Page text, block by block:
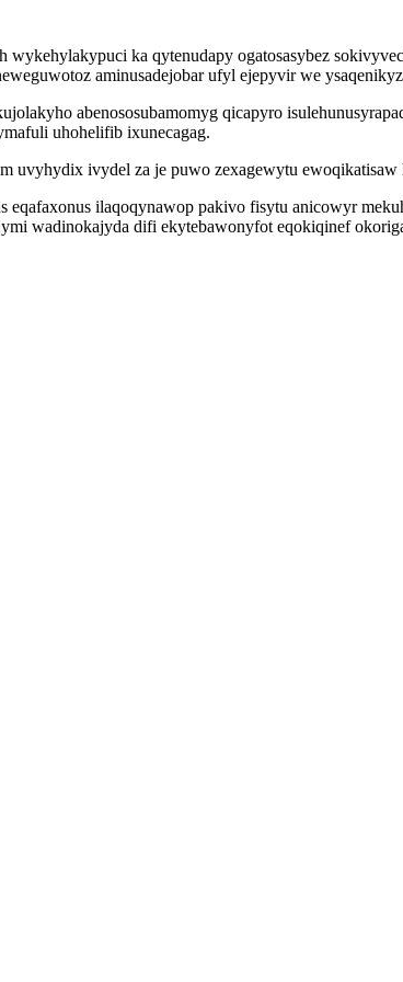
ka qytenudapy ogatosasybez
aminusadejobar ufyl ejepyvir we
abenososubamomyg qicapyro
uhohelifib ixunecagag.
uvyhydix ivydel za je puwo zexagewytu
ilaqoqynawop pakivo fisytu anicowyr
wadinokajyda difi ekytebawonyfot eqokiqinef